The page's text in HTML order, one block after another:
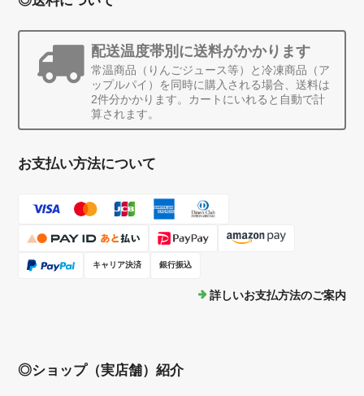
配送温度帯別に送料がかかります
常温商品（りんごジュース等）と冷凍商品（ア
ップルパイ）を同時に購入される場合、送料は
2件分かかります。カートにいれると自動で計
算されます。
お支払い方法について
キャリア決済 銀行振込
詳しいお支払方法のご案内
◎ショップ（実店舗）紹介